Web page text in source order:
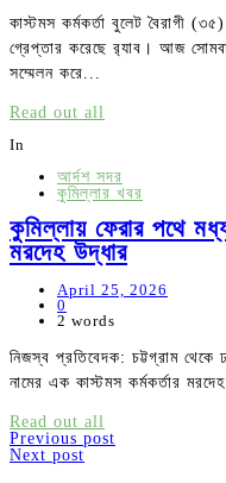
কাস্টমস কর্মকর্তা বুলেট বৈরাগী
গ্রেপ্তার করেছে র‍‍্যাব। আজ
সম্মেলন করে...
Read out all
In
আর্দশ সদর
কুমিল্লার খবর
কুমিল্লায় ফেরার পথে
মরদেহ উদ্ধার
April 25, 2026
0
2 words
নিজস্ব প্রতিবেদক: চট্টগ্রাম থেকে
নামের এক কাস্টমস কর্মকর্তার
Read out all
Post
navigation
Previous post
Next post